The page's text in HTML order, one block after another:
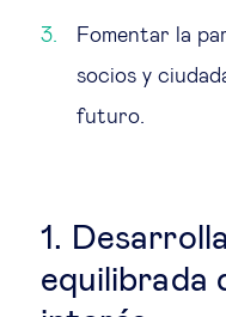
Fomentar la
socios y
futuro.
1.
equilibrada